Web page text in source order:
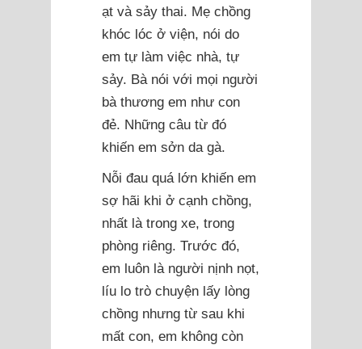
ạt và sảy thai. Mẹ chồng
khóc lóc ở viện, nói do
em tự làm việc nhà, tự
sảy. Bà nói với mọi người
bà thương em như con
đẻ. Những câu từ đó
khiến em sởn da gà.
Nỗi đau quá lớn khiến em
sợ hãi khi ở cạnh chồng,
nhất là trong xe, trong
phòng riêng. Trước đó,
em luôn là người nịnh nọt,
líu lo trò chuyện lấy lòng
chồng nhưng từ sau khi
mất con, em không còn